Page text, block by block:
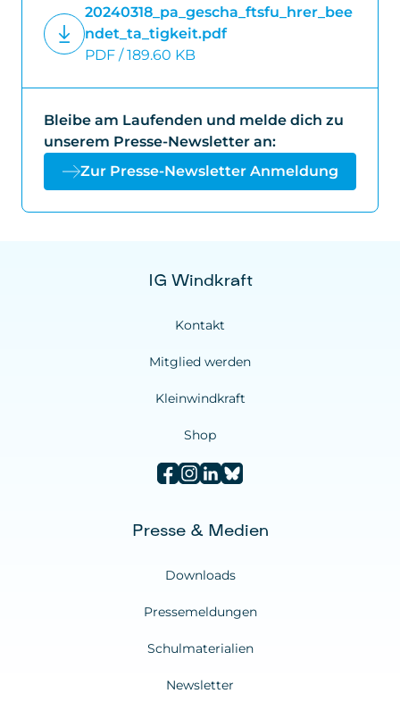
20240318_pa_gescha_ftsfu_hrer_bee
ndet_ta_tigkeit.pdf
PDF / 189.60 KB
Bleibe am Laufenden und melde dich zu
unserem Presse-Newsletter an:
Zur Presse-Newsletter Anmeldung
IG Windkraft
Kontakt
Mitglied werden
Kleinwindkraft
Shop
Presse & Medien
Downloads
Pressemeldungen
Schulmaterialien
Newsletter